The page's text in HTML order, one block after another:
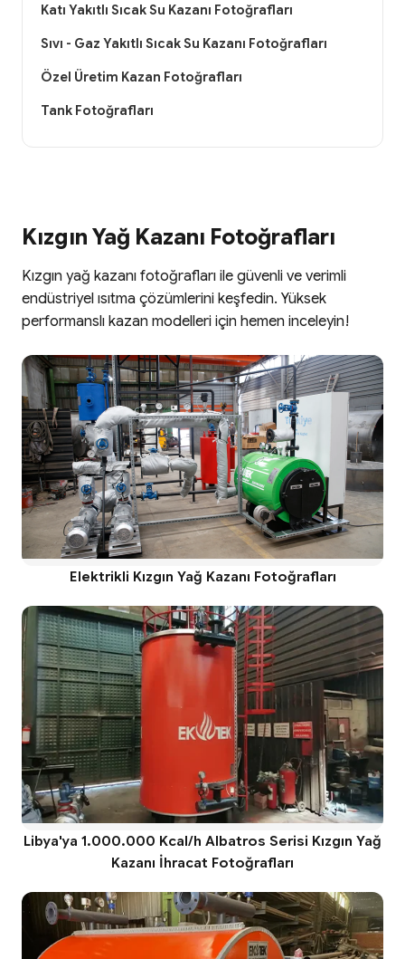
Katı Yakıtlı Sıcak Su Kazanı Fotoğrafları
Sıvı - Gaz Yakıtlı Sıcak Su Kazanı Fotoğrafları
Özel Üretim Kazan Fotoğrafları
Tank Fotoğrafları
Kızgın Yağ Kazanı Fotoğrafları
Kızgın yağ kazanı fotoğrafları ile güvenli ve verimli
endüstriyel ısıtma çözümlerini keşfedin. Yüksek
performanslı kazan modelleri için hemen inceleyin!
Elektrikli Kızgın Yağ Kazanı Fotoğrafları
Libya'ya 1.000.000 Kcal/h Albatros Serisi Kızgın Yağ
Kazanı İhracat Fotoğrafları